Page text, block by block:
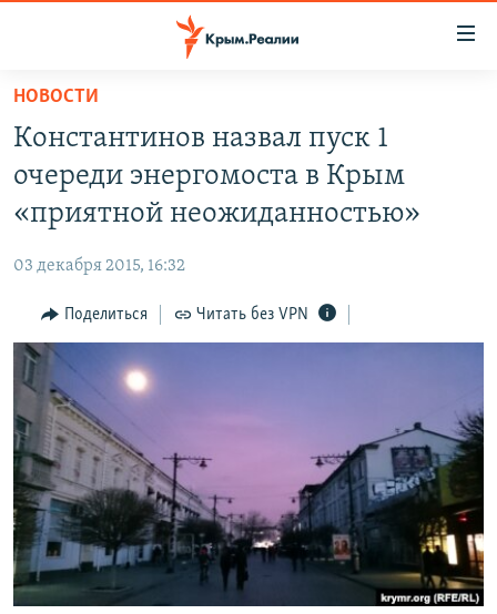
Вернуться
основному
содержанию
Вернутся
главной
навигации
Вернутся
поиску
11 ЛЕТ ОККУПАЦИИ КРЫМА. 11 ИСТОРИЙ СОПРОТИВЛЕНИЯ
ВОДА
ЕЩЕ
ИНТЕРАКТИВ
ИНФОГРАФИКА
ТЕЛЕПРОЕКТ КРЫМ.РЕАЛИИ
СОВЕТЫ ПРАВОЗАЩИТНИКОВ
ПРОПАВШИЕ БЕЗ ВЕСТИ
ПОБЕДИТЕЛЕЙ НЕ СУДЯТ?
КРЫМ.НЕПОКОРЕННЫЙ
РАДІО СВОБОДА
КАК ОБОЙТИ БЛОКИРОВКУ
Українською
Qırımtatar
ПРИСОЕДИНЯЙТЕСЬ!
НОВОСТИ
Константинов назвал пуск 1
очереди энергомоста в Крым
«приятной неожиданностью»
03 декабря 2015, 16:32
Поделиться Читать без VPN